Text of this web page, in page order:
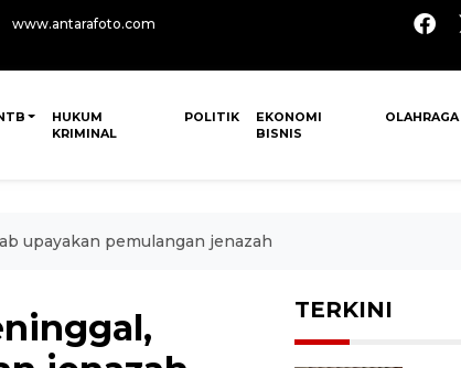
www.antarafoto.com
HUKUM
KRIMINAL
POLITIK
EKONOMI
BISNIS
OLAHRAGA
upayakan pemulangan jenazah
TERKINI